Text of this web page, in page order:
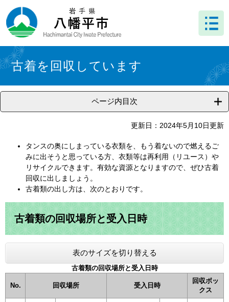
ー
ジ
先
頭
で
。
ニ
ュ
を
飛
ば
て
文
文 古着を回収しています
ページ内目次
更新日：2024年5月10日更新
タンスの奥にしまっている衣類を、もう着ないので燃えるご
みに出そうと思っている方、衣類等は再利用（リユース）や
リサイクルできます。有効な資源となりますので、ぜひ古着
回収に出しましょう。
古着類の出し方は、次のとおりです。
古着類の回収場所と受入日時
表のサイズを切り替える
古着類の回収場所と受入日時
No. 回収場所 受入日時
回収ボッ
クス